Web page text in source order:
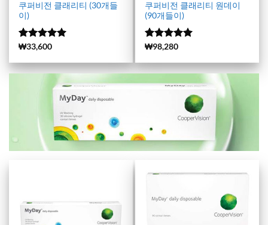
쿠퍼비전 클래리티 (30개들
이)
5 중에서
가됨
(970)
₩33,600
쿠퍼비전 클래리티 원데이
(90개들이)
5 중에서
가됨
(187)
₩98,280